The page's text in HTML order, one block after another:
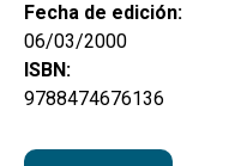
Fecha de edición:
06/03/2000
ISBN:
9788474676136